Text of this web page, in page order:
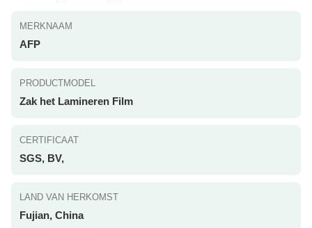
MERKNAAM
AFP
PRODUCTMODEL
Zak het Lamineren Film
CERTIFICAAT
SGS, BV,
LAND VAN HERKOMST
Fujian, China